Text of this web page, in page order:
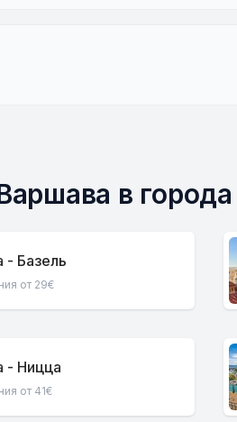
в
- Базель
от 29€
- Ницца
от 41€